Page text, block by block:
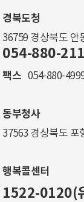
경북도청
36759 경상북도 안
054-880-
팩스 054-880-
동부청사
37563 경상북도 포
행복콜센터
1522-0120(